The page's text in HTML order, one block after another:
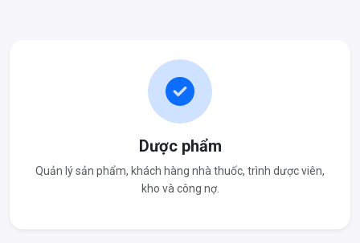
Dược phẩm
Quản lý sản phẩm, khách hàng nhà thuốc, trình dược viên,
kho và công nợ.